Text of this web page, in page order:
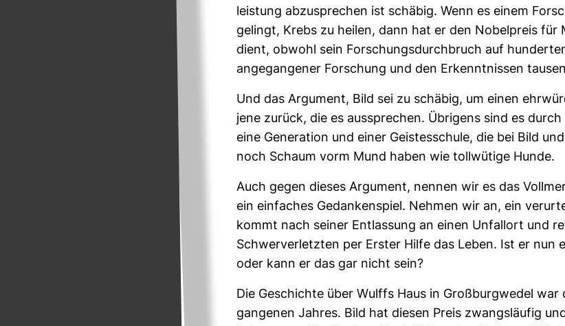
leis­tung abzu­spre­chen ist schäbig. Wenn es einem
gelingt, Krebs zu heilen, dann hat er den Nobel­preis
dient, obwohl sein For­schungs­durch­bruch auf
an­ge­gan­gener For­schung und den Erkennt­nissen
Und das Argu­ment, Bild sei zu schäbig, um einen
jene zurück, die es aus­spre­chen. Übri­gens sind es
eine Gene­ra­tion und einer Geis­tes­schule, die bei Bild
noch Schaum vorm Mund haben wie toll­wü­tige Hunde.
Auch gegen dieses Argu­ment, nennen wir es das
ein ein­fa­ches Gedan­ken­spiel. Nehmen wir an, ein
kommt nach seiner Ent­las­sung an einen Unfallort und
Schwer­ver­letzten per Erster Hilfe das Leben. Ist er nun
oder kann er das gar nicht sein?
Die Geschichte über Wulffs Haus in Groß­burg­wedel
gan­genen Jahres. Bild hat diesen Preis zwangs­läufig